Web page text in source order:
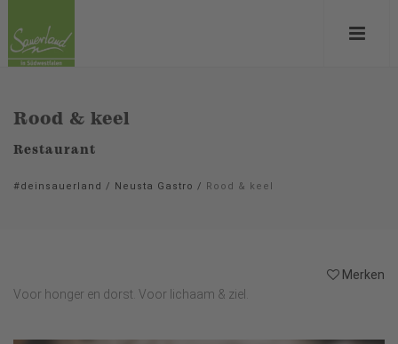
Rood & keel
Restaurant
#deinsauerland / Neusta Gastro / Rood & keel
Merken
Voor honger en dorst. Voor lichaam & ziel.